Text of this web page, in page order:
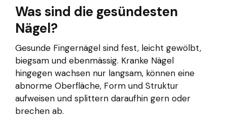
Was sind die gesündesten
Nägel?
Gesunde Fingernägel sind fest, leicht gewölbt,
biegsam und ebenmässig. Kranke Nägel
hingegen wachsen nur langsam, können eine
abnorme Oberfläche, Form und Struktur
aufweisen und splittern daraufhin gern oder
brechen ab.